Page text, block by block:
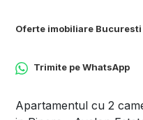
Oferte imobiliare Bucuresti
Trimite peWhatsApp
Apartamentul cu 2